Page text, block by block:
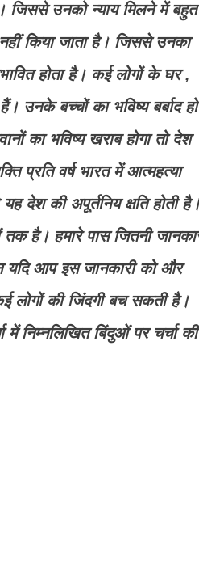
जिससे उनको न्याय मिलने में बहुत
किया जाता है। जिससे उनका
होता है। कई लोगों के घर ,
उनके बच्चों का भविष्य बर्बाद हो
का भविष्य खराब होगा तो देश
वर्ष भारत में आत्महत्या
देश की अपूर्तनिय क्षति होती
है। हमारे पास जितनी
यदि आप इस जानकारी को और
की जिंदगी बच सकती है।
निम्नलिखित बिंदुओं पर चर्चा की